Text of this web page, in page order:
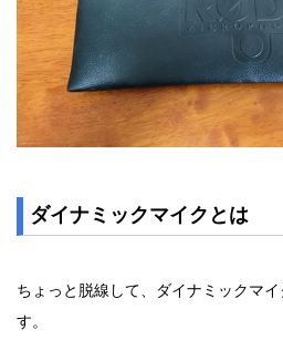
ダイナミックマイクとは
ちょっと脱線して、ダイナミックマ
す。